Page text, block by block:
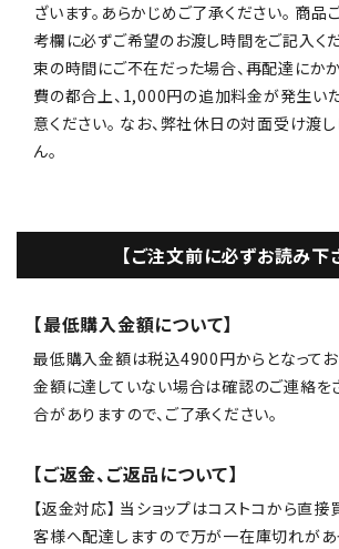
ざいます。あらかじめご了承ください。 商品
考欄に必ずご希望のお渡し時間をご記入くだ
束の時間にご不在だった場合、再配達にか
費の都合上、1,000円の追加料金が発生い
意ください。 なお、弊社休日の対面受け渡
ん。
【ご注文前に必ずお読み下
【最低購入金額について】
最低購入金額は税込4900円からとなってお
金額に達していない場合は確認のご連絡を
合がありますので、ご了承ください。
【ご返金、ご返品について】
【返金対応】 当ショップはコストコから直
客様へ配達しますので万が一在庫切れがあ